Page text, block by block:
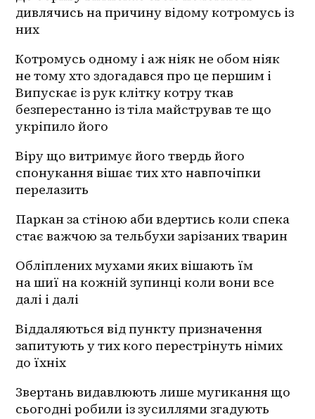
дивлячись на причину відому котромусь із
них
Котромусь одному і аж ніяк не обом ніяк
не тому хто здогадався про це першим і
Випускає із рук клітку котру ткав
безперестанно із тіла майстрував те що
укріпило його
Віру що витримує його твердь його
спонукання вішає тих хто навпочіпки
перелазить
Паркан за стіною аби вдертись коли спека
стає важчою за тельбухи зарізаних тварин
Обліплених мухами яких вішають їм
на шиї на кожній зупинці коли вони все
далі і далі
Віддаляються від пункту призначення
запитують у тих кого перестрінуть німих
до їхніх
Звертань видавлюють лише мугикання що
сьогодні робили із зусиллями згадують